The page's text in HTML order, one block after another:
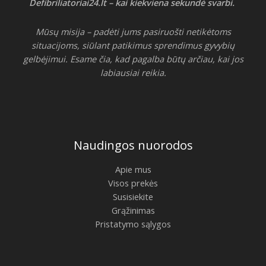
Defibriliatoriai24.lt – kai kiekviena sekundė svarbi.
Mūsų misija – padėti jums pasiruošti netikėtoms
situacijoms, siūlant patikimus sprendimus gyvybių
gelbėjimui. Esame čia, kad pagalba būtų arčiau, kai jos
labiausiai reikia.
Naudingos nuorodos
Apie mus
Visos prekės
Susisiekite
Grąžinimas
Pristatymo sąlygos